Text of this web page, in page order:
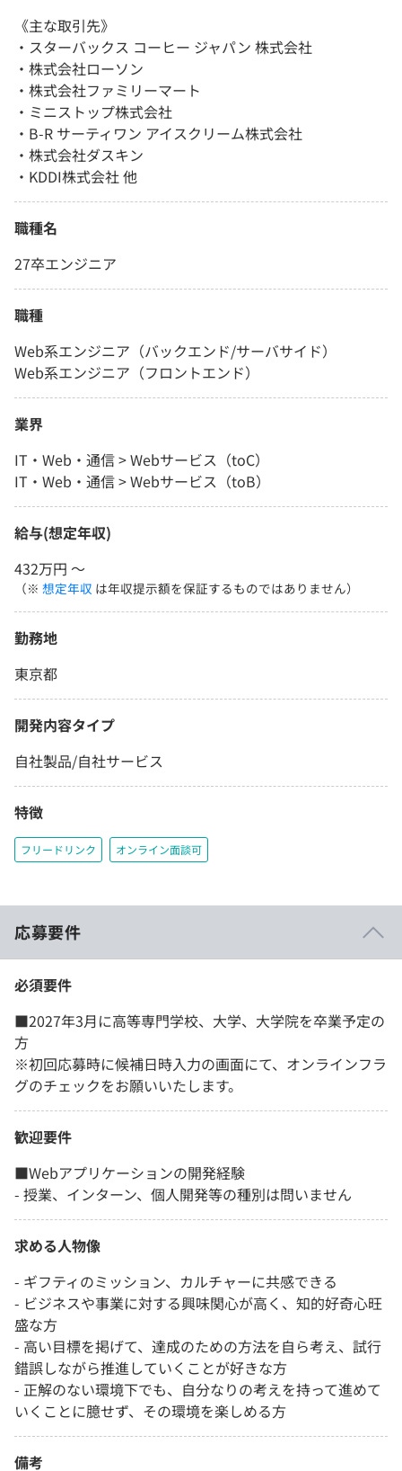
《主な取引先》
・スターバックス コーヒー ジャパン 株式会社
・株式会社ローソン
・株式会社ファミリーマート
・ミニストップ株式会社
・B-R サーティワン アイスクリーム株式会社
・株式会社ダスキン
・KDDI株式会社 他
職種名
27卒エンジニア
職種
Web系エンジニア（バックエンド/サーバサイド）
Web系エンジニア（フロントエンド）
業界
IT・Web・通信 > Webサービス（toC）
IT・Web・通信 > Webサービス（toB）
給与(想定年収)
432万円 〜
（※ 想定年収 は年収提示額を保証するものではありません）
勤務地
東京都
開発内容タイプ
自社製品/自社サービス
特徴
フリードリンク オンライン面談可
応募要件
必須要件
■2027年3月に高等専門学校、大学、大学院を卒業予定の
方
※初回応募時に候補日時入力の画面にて、オンラインフラ
グのチェックをお願いいたします。
歓迎要件
■Webアプリケーションの開発経験
- 授業、インターン、個人開発等の種別は問いません
求める人物像
- ギフティのミッション、カルチャーに共感できる
- ビジネスや事業に対する興味関心が高く、知的好奇心旺
盛な方
- 高い目標を掲げて、達成のための方法を自ら考え、試行
錯誤しながら推進していくことが好きな方
- 正解のない環境下でも、自分なりの考えを持って進めて
いくことに臆せず、その環境を楽しめる方
備考